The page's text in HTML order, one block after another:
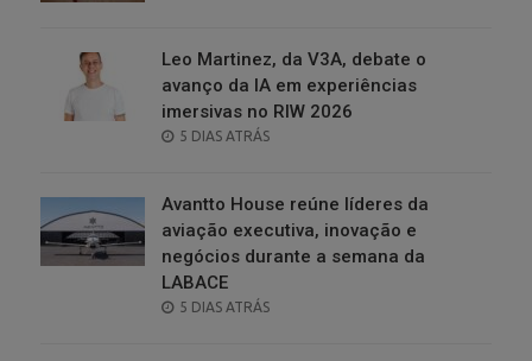
Leo Martinez, da V3A, debate o
avanço da IA em experiências
imersivas no RIW 2026
POSTED
5 DIAS ATRÁS
Avantto House reúne líderes da
aviação executiva, inovação e
negócios durante a semana da
LABACE
POSTED
5 DIAS ATRÁS